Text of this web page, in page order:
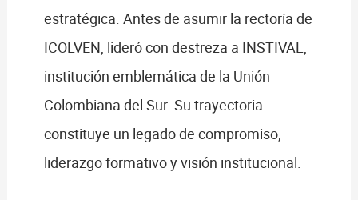
estratégica. Antes de asumir la rectoría de
ICOLVEN, lideró con destreza a INSTIVAL,
institución emblemática de la Unión
Colombiana del Sur. Su trayectoria
constituye un legado de compromiso,
liderazgo formativo y visión institucional.